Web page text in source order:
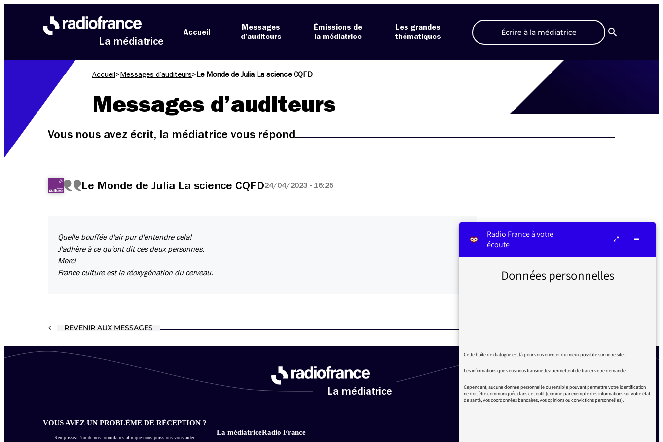
La médiatrice
Accueil
Messages
d’auditeurs
Émissions de
la médiatrice
Les grandes
thématiques
Écrire à la médiatrice
Recherche
Accueil > Messages d’auditeurs> Le Monde de Julia La science CQFD
Messages d’auditeurs
Vous nous avez écrit, la médiatrice vous répond
Le Monde de Julia La science CQFD24/04/2023 - 16:25
Quelle bouffée d'air pur d'entendre cela!
J'adhère à ce qu'ont dit ces deux personnes.
Merci
France culture est la réoxygénation du cerveau.
REVENIR AUX MESSAGES
La médiatrice
VOUS AVEZ UN PROBLÈME DE RÉCEPTION ?
Remplissez l’un de nos formulaires afin que nous puissions vous aider.
La médiatriceRadio France
Radio France à votre
écoute
Données personnelles
Cette boîte de dialogue est là pour vous orienter du mieux possible sur notre site.
Les informations que vous nous transmettez permettent de traiter votre demande.
Cependant, aucune donnée personnelle ou sensible pouvant permettre votre identification
ne doit être communiquée dans cet outil (comme par exemple des informations sur votre état
de santé, vos coordonnées bancaires, vos opinions ou convictions personnelles).